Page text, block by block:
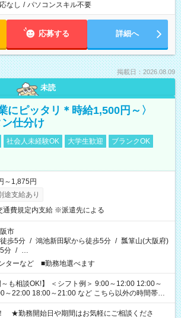
なし / パソコンスキル不要
応募する 詳細へ
掲載日：2026.08.09
未読
にピッタリ＊時給1,500円～〉
仕分け
社会人未経験OK 大学生歓迎
ブランクOK
～1,875円
途支給あり
通費規定内支給 ※派遣先による
市
歩5分 / 鴻池新田駅から徒歩5分 / 瓢箪山(大阪府)
分 / …
ターなど ■勤務地選べます
＜シフト例＞ 9:00～12:00 12:00～
18:00～21:00 など こちら以外の時間帯も
談ください！
★勤務開始日や期間はお気軽にご相談くださ